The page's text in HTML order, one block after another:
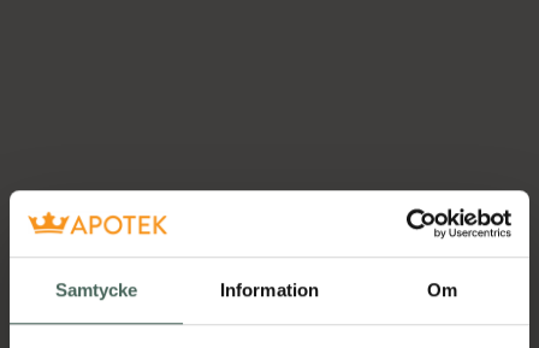
Samtycke Information Om